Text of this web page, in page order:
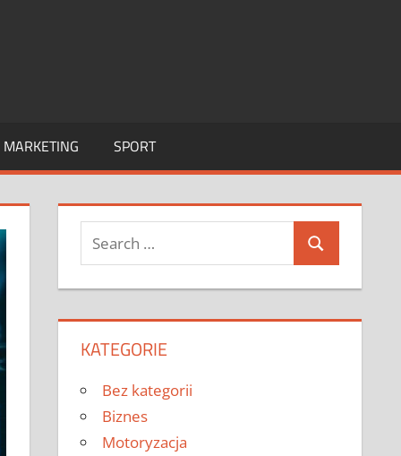
SPORT
Search
for:
Search
KATEGORIE
Bez kategorii
Biznes
Motoryzacja